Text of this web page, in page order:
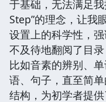
于基础，无法满足
Step”的理念，让我
设置上的科学性，
不及待地翻阅了目
比如音素的辨别、
语、句子，直至简
结构，为初学者提